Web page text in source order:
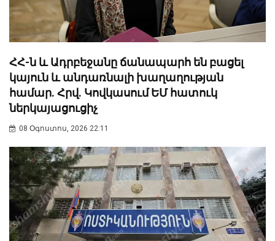
ՀՀ-ն և Ադրբեջանը ճանապարհ են բացել
կայուն և անդառնալի խաղաղության
համար. Հրվ. Կովկասում ԵՄ հատուկ
ներկայացուցիչ
08 Օգոստոս, 2026 22:11